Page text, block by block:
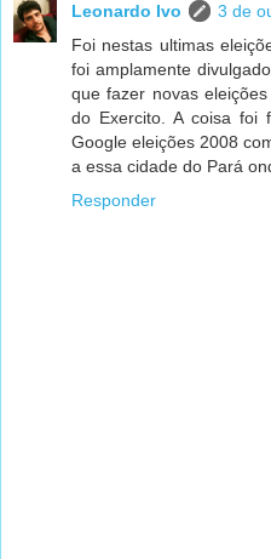
Leonardo Ivo
3 de
Foi nestas ultimas
foi amplamente
que fazer novas
do Exercito. A coisa foi
Google eleições 2008
a essa cidade do Pará
Responder